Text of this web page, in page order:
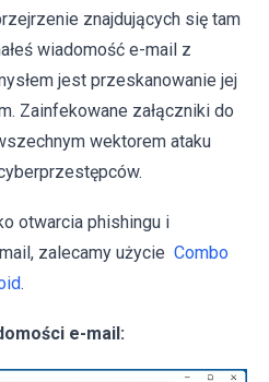
znajdujących się tam
wiadomość e-mail z
jest przeskanowanie jej
Zainfekowane załączniki do
wektorem ataku
otwarcia phishingu i
zalecamy użycie Combo
.
e-mail: